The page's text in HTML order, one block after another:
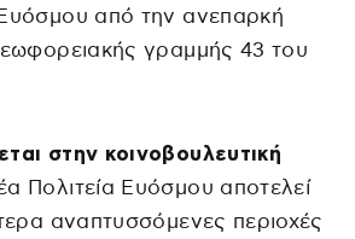
από την ανεπαρκή
γραμμής 43 του
στην κοινοβουλευτική
Πολιτεία Ευόσμου αποτελεί
αναπτυσσόμενες περιοχές